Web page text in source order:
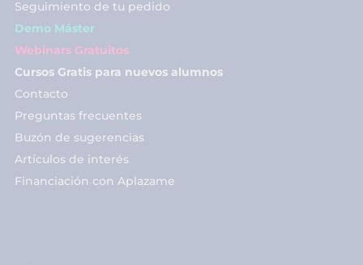
Seguimiento de tu pedido
Demo Máster
Webinars Gratuitos
Cursos Gratis para nuevos alumnos
Contacto
Preguntas frecuentes
Buzón de sugerencias
Artículos de interés
Financiación con Aplazame